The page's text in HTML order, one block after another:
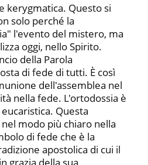
kerygmatica. Questo si
solo perché la
l'evento del mistero, ma
oggi, nello Spirito.
della Parola
di fede di tutti. È così
dell'assemblea nel
nella fede. L'ortodossia è
Questa
modo più chiaro nella
di fede che è la
apostolica di cui il
grazia della sua